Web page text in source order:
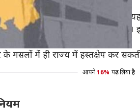
और विशेष अधिकार प्रदान करता था।
एक अलग संविधान और झंडा होता
मसलों में ही राज्य में हस्तक्षेप कर
आपने 16% पढ़ लिया है